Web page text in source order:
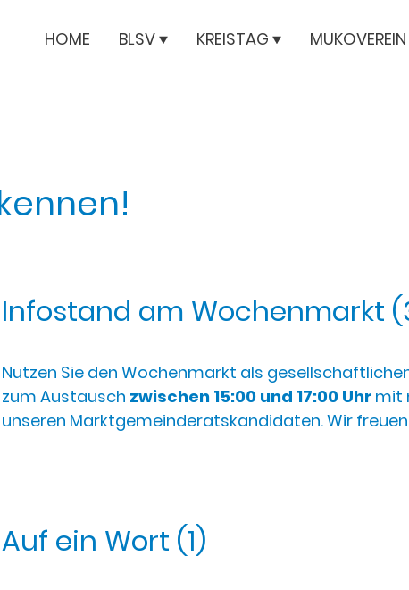
HOME BLSV KREISTAG MUKOVEREIN
Infostand am Wochenmarkt
Nutzen Sie den Wochenmarkt als
zum Austausch zwischen 15:00 und 17:00 Uhr mit
unseren Marktgemeinderatskandidaten. Wir freuen
Auf ein Wort (1)